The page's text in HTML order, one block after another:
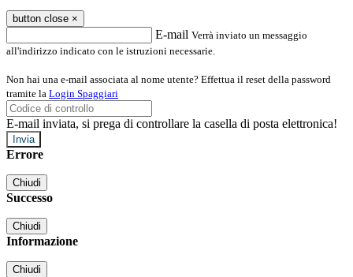
button close ×
E-mail Verrà inviato un messaggio
all'indirizzo indicato con le istruzioni necessarie.
Non hai una e-mail associata al nome utente? Effettua il reset della password
tramite la Login Spaggiari
E-mail inviata, si prega di controllare la casella di posta elettronica!
Errore
Chiudi
Successo
Chiudi
Informazione
Chiudi